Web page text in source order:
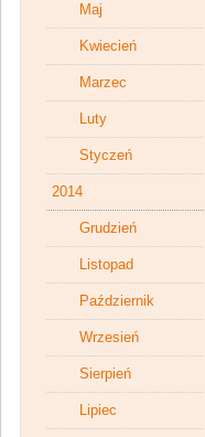
Maj
Kwiecień
Marzec
Luty
Styczeń
2014
Grudzień
Listopad
Październik
Wrzesień
Sierpień
Lipiec